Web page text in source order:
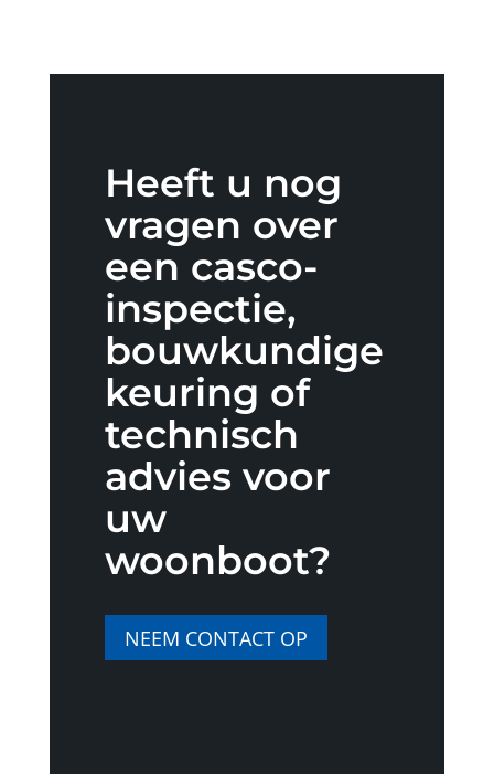
Heeft u nog
vragen over
een casco-
inspectie,
bouwkundige
keuring of
technisch
advies voor
uw
woonboot?
NEEM CONTACT OP